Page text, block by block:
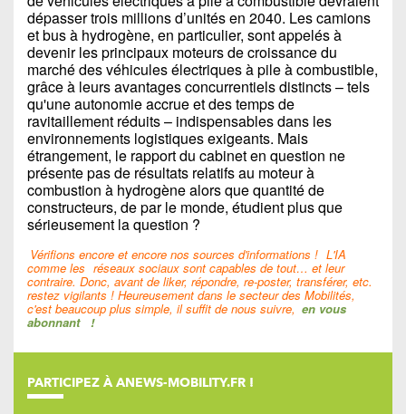
dépasser trois millions d’unités en 2040. Les camions
et bus à hydrogène, en particulier, sont appelés à
devenir les principaux moteurs de croissance du
marché des véhicules électriques à pile à combustible,
grâce à leurs avantages concurrentiels distincts – tels
qu'une autonomie accrue et des temps de
ravitaillement réduits – indispensables dans les
environnements logistiques exigeants. Mais
étrangement, le rapport du cabinet en question ne
présente pas de résultats relatifs au moteur à
combustion à hydrogène alors que quantité de
constructeurs, de par le monde, étudient plus que
sérieusement la question ?
Vérifions encore et encore nos sources d'informations ! L'IA
comme les réseaux sociaux sont capables de tout… et leur
contraire. Donc, avant de liker, répondre, re-poster, transférer, etc.
restez vigilants ! Heureusement dans le secteur des Mobilités,
c'est beaucoup plus simple, il suffit de nous suivre, en vous
abonnant !
PARTICIPEZ À ANEWS-MOBILITY.FR !